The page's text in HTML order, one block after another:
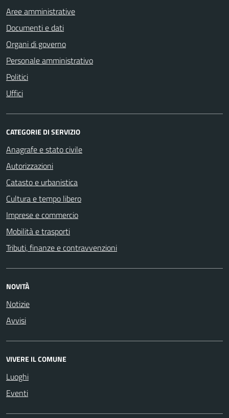
Aree amministrative
Documenti e dati
Organi di governo
Personale amministrativo
Politici
Uffici
CATEGORIE DI SERVIZIO
Anagrafe e stato civile
Autorizzazioni
Catasto e urbanistica
Cultura e tempo libero
Imprese e commercio
Mobilità e trasporti
Tributi, finanze e contravvenzioni
NOVITÀ
Notizie
Avvisi
VIVERE IL COMUNE
Luoghi
Eventi